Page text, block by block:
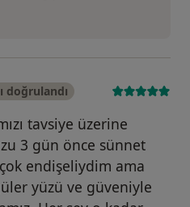
doğrulandı
tavsiye üzerine
3 gün önce sünnet
endişeliydim ama
yüzü ve güveniyle